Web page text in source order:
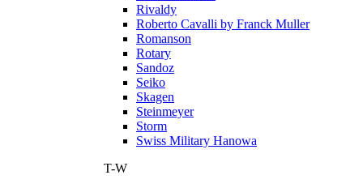
Rivaldy
Roberto Cavalli by Franck Muller
Romanson
Rotary
Sandoz
Seiko
Skagen
Steinmeyer
Storm
Swiss Military Hanowa
T-W